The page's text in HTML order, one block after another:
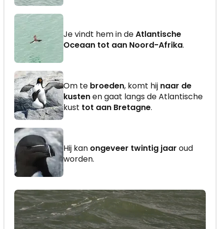
Je vindt hem in deAtlantische
Oceaan tot aan Noord-Afrika.
Om te broeden, komt hij naar de
kustenen gaat langs de Atlantische
kust tot aan Bretagne.
Hij kan ongeveer twintig jaar oud
worden.